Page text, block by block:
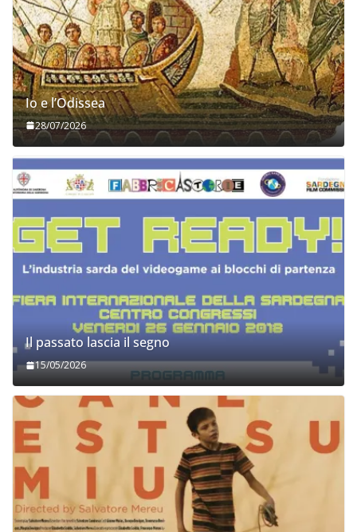
Io e l’Odissea
28/07/2026
Il passato lascia il segno
15/05/2026